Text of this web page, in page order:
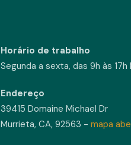
Horário de trabalho
Segunda a sexta, das 9h às 17h
Endereço
39415 Domaine Michael Dr
Murrieta, CA, 92563 - mapa